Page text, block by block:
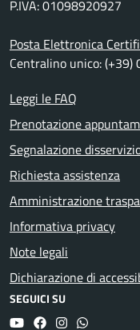
P.IVA: 01098920927
Posta Elettronica
Centralino unico: (+39)
Leggi le FAQ
Prenotazione
Segnalazione
Richiesta assistenza
Amministrazione
Informativa privacy
Note legali
Dichiarazione di
SEGUICI SU
YouTubeFacebookInstagram
Whatsapp